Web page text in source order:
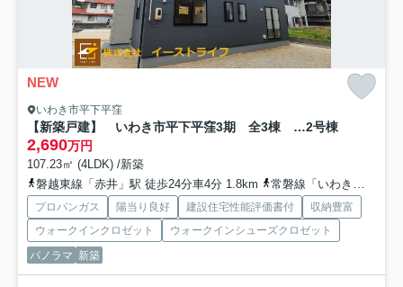
NEW
いわき市平下平窪
【新築戸建】 いわき市平下平窪3期 全3棟 長期優良住宅2号棟
2,690万円
107.23㎡ (4LDK) /新築
磐越東線「赤井」駅 徒歩24分車4分 1.8km
常磐線「いわき」駅 徒歩42分車8分 3.6km
プロパンガス 陽当り良好 建設住宅性能評価書付
収納豊富
ウォークインクロゼット
ウォークインシューズクロゼット
パノラマ 新築